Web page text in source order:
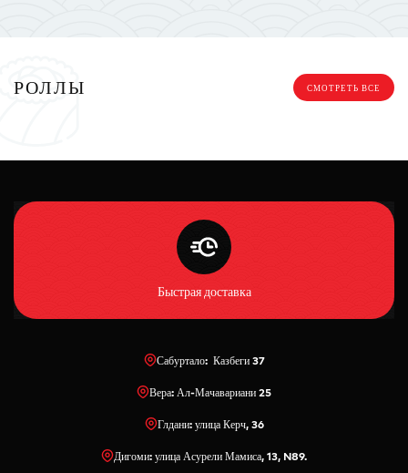
РОЛЛЫ СМОТРЕТЬ ВСЕ
Быстрая доставка
Сабуртало: Казбеги 37
Вера: Ал-Мачавариани 25
Глдани: улица Керч, 36
Дигоми: улица Асурели Мамиса, 13, N89.